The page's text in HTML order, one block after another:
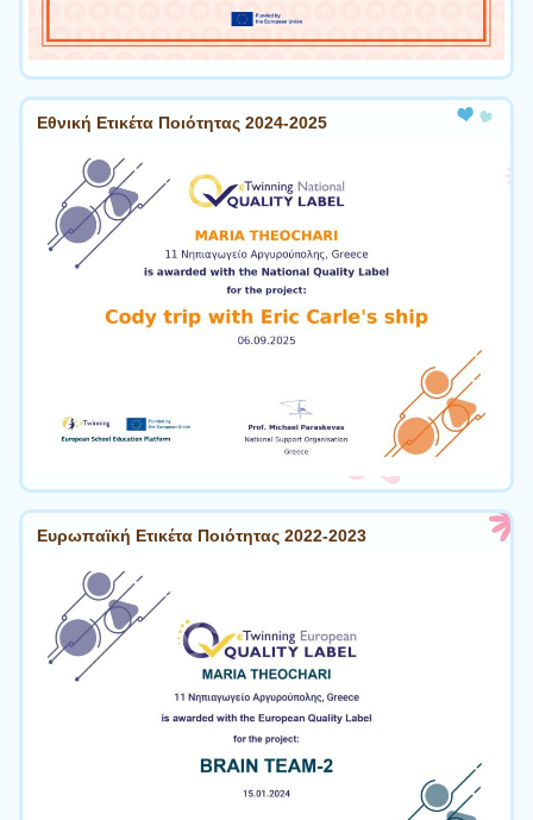
Εθνική Ετικέτα Ποιότητας 2024-2025
Ευρωπαϊκή Ετικέτα Ποιότητας 2022-2023